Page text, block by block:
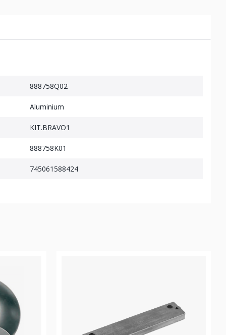
888758Q02
Aluminium
KIT.BRAVO1
888758K01
745061588424